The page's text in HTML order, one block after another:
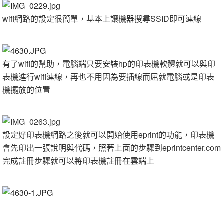
wifi網路的設定很簡單，基本上讓機器搜尋SSID即可連線
有了wifi的幫助，電腦端只要安裝hp的印表機軟體就可以與印
表機進行wifi連線，再也不用因為要插線而屈就電腦或是印表
機擺放的位置
設定好印表機網路之後就可以開始使用eprint的功能，印表機
會先印出一張說明與代碼，照著上面的步驟到eprintcenter.com
完成註冊步驟就可以將印表機註冊在雲端上